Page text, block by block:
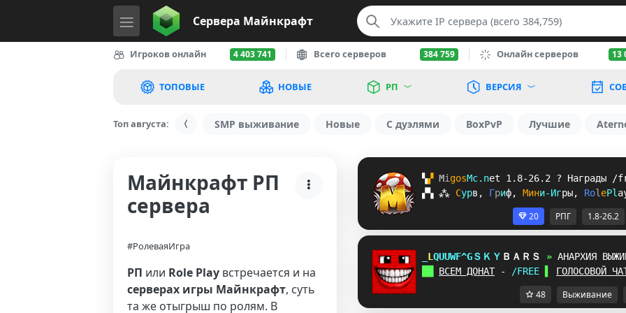
Сервера Майнкрафт
Игроков онлайн 4 403 741 Всего серверов 384 759 Онлайн серверов 13
ТОПОВЫЕ НОВЫЕ РП ВЕРСИЯ
Топ августа: SMP выживание Новые С дуэлями BoxPvP Лучшие
Майнкрафт РП
сервера
#РолеваяИгра
РП или Role Play встречается и на
серверах игры Майнкрафт, суть
та же отыгрыш по ролям. В
▚▞ Mi gosMc. net 1.8-26.2 ? Награды /
▞▚ ⁂ Сурв , Гриф, Мини-Игры, Rol ePl a
20 РПГ 1.8-26.2
[ PUBKLDEＳＫＹ ＢＡＲＳ » АНАРХИЯ
ВСЕМ ДОНАТ - /FREE ГОЛОСОВОЙ
48 Выживание